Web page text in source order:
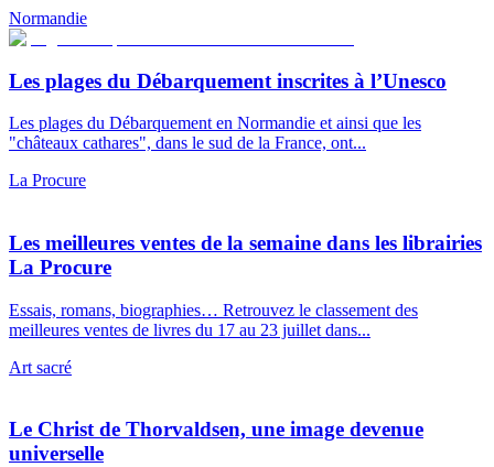
Normandie
Les plages du Débarquement inscrites à l’Unesco
Les plages du Débarquement en Normandie et ainsi que les
"châteaux cathares", dans le sud de la France, ont...
La Procure
Les meilleures ventes de la semaine dans les librairies
La Procure
Essais, romans, biographies… Retrouvez le classement des
meilleures ventes de livres du 17 au 23 juillet dans...
Art sacré
Le Christ de Thorvaldsen, une image devenue
universelle